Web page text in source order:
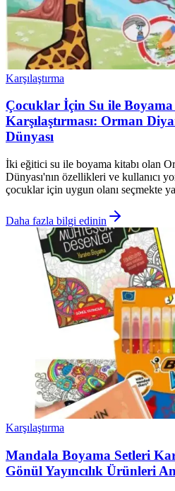
Karşılaştırma
Çocuklar İçin Su ile
Karşılaştırması: Orman
Dünyası
İki eğitici su ile boyama kitabı olan
Dünyası'nın özellikleri ve kullanıcı
çocuklar için uygun olanı seçmekte
Daha fazla bilgi edinin
Karşılaştırma
Mandala Boyama Setleri
Gönül Yayıncılık Ürünleri